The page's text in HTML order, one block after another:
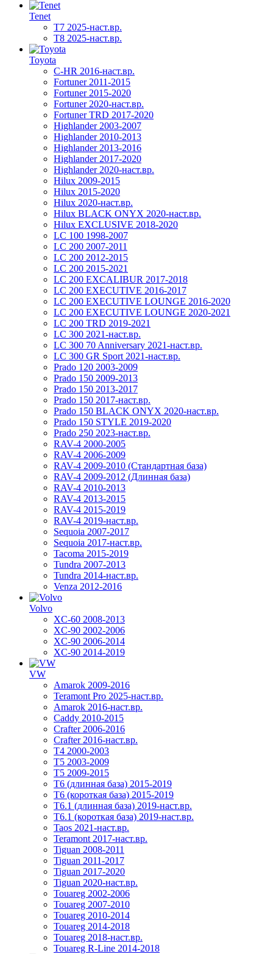
Tenet
T7 2025-наст.вр.
T8 2025-наст.вр.
Toyota
C-HR 2016-наст.вр.
Fortuner 2011-2015
Fortuner 2015-2020
Fortuner 2020-наст.вр.
Fortuner TRD 2017-2020
Highlander 2003-2007
Highlander 2010-2013
Highlander 2013-2016
Highlander 2017-2020
Highlander 2020-наст.вр.
Hilux 2009-2015
Hilux 2015-2020
Hilux 2020-наст.вр.
Hilux BLACK ONYX 2020-наст.вр.
Hilux EXCLUSIVE 2018-2020
LC 100 1998-2007
LC 200 2007-2011
LC 200 2012-2015
LC 200 2015-2021
LC 200 EXCALIBUR 2017-2018
LC 200 EXECUTIVE 2016-2017
LC 200 EXECUTIVE LOUNGE 2016-2020
LC 200 EXECUTIVE LOUNGE 2020-2021
LC 200 TRD 2019-2021
LC 300 2021-наст.вр.
LC 300 70 Anniversary 2021-наст.вр.
LC 300 GR Sport 2021-наст.вр.
Prado 120 2003-2009
Prado 150 2009-2013
Prado 150 2013-2017
Prado 150 2017-наст.вр.
Prado 150 BLACK ONYX 2020-наст.вр.
Prado 150 STYLE 2019-2020
Prado 250 2023-наст.вр.
RAV-4 2000-2005
RAV-4 2006-2009
RAV-4 2009-2010 (Стандартная база)
RAV-4 2009-2012 (Длинная база)
RAV-4 2010-2013
RAV-4 2013-2015
RAV-4 2015-2019
RAV-4 2019-наст.вр.
Sequoia 2007-2017
Sequoia 2017-наст.вр.
Tacoma 2015-2019
Tundra 2007-2013
Tundra 2014-наст.вр.
Venza 2012-2016
Volvo
XC-60 2008-2013
XC-90 2002-2006
XC-90 2006-2014
XC-90 2014-2019
VW
Amarok 2009-2016
Teramont Pro 2025-наст.вр.
Amarok 2016-наст.вр.
Caddy 2010-2015
Crafter 2006-2016
Crafter 2016-наст.вр.
T4 2000-2003
T5 2003-2009
T5 2009-2015
T6 (длинная база) 2015-2019
Т6 (короткая база) 2015-2019
T6.1 (длинная база) 2019-наст.вр.
T6.1 (короткая база) 2019-наст.вр.
Taos 2021-наст.вр.
Teramont 2017-наст.вр.
Tiguan 2008-2011
Tiguan 2011-2017
Tiguan 2017-2020
Tiguan 2020-наст.вр.
Touareg 2002-2006
Touareg 2007-2010
Touareg 2010-2014
Touareg 2014-2018
Touareg 2018-наст.вр.
Touareg R-Line 2014-2018